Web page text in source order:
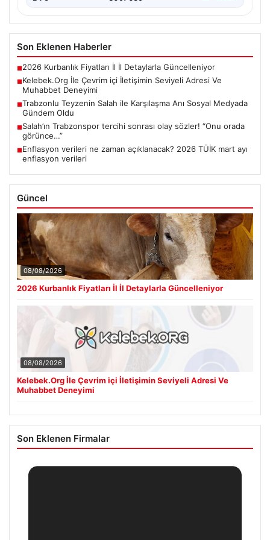
Son Eklenen Haberler
■2026 Kurbanlık Fiyatları İl İl Detaylarla Güncelleniyor
■Kelebek.Org İle Çevrim içi İletişimin Seviyeli Adresi Ve
Muhabbet Deneyimi
■Trabzonlu Teyzenin Salah ile Karşılaşma Anı Sosyal Medyada
Gündem Oldu
■Salah’ın Trabzonspor tercihi sonrası olay sözler! “Onu orada
görünce…”
■Enflasyon verileri ne zaman açıklanacak? 2026 TÜİK mart ayı
enflasyon verileri
Güncel
08/08/2026
2026 Kurbanlık Fiyatları İl İl Detaylarla Güncelleniyor
08/08/2026
Kelebek.Org İle Çevrim içi İletişimin Seviyeli Adresi Ve
Muhabbet Deneyimi
Son Eklenen Firmalar